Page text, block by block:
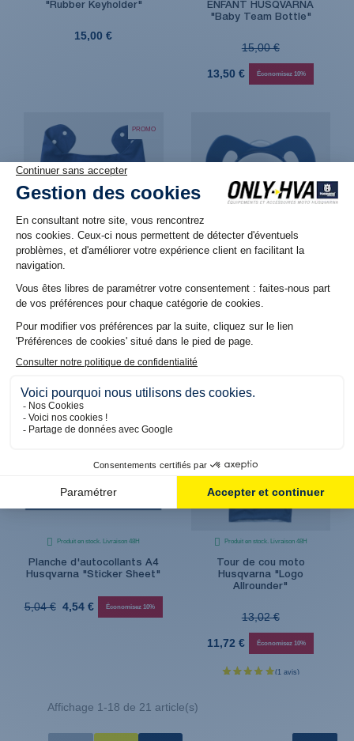
"Rubber Keyholder"
15,00 €
ENFANT HUSQVARNA
"Baby Team Bottle"
15,00 €
13,50 € Économisez 10%
PROMO
Produit en stock. Livraison 48H
BAOIR BEBE HUSQVARNA
"Baby Team Bib"
12,96 €
TETINES HUSQVARNA
6,96 €
Produit en stock. Livraison 48H
Planche d'autocollants A4
Husqvarna "Sticker Sheet"
5,04 € 4,54 € Économisez 10%
Produit en stock. Livraison 48H
Tour de cou moto
Husqvarna "Logo
Allrounder"
13,02 €
11,72 € Économisez 10%
Affichage 1-18 de 21 article(s)